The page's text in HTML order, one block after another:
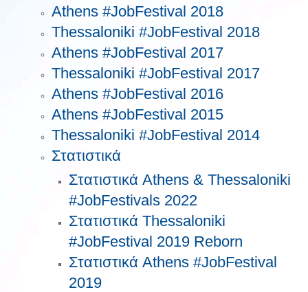
Athens #JobFestival 2018
Thessaloniki #JobFestival 2018
Athens #JobFestival 2017
Τhessaloniki #JobFestival 2017
Athens #JobFestival 2016
Athens #JobFestival 2015
Thessaloniki #JobFestival 2014
Στατιστικά
Στατιστικά Athens & Thessaloniki
#JobFestivals 2022
Στατιστικά Thessaloniki
#JobFestival 2019 Reborn
Στατιστικά Athens #JobFestival
2019